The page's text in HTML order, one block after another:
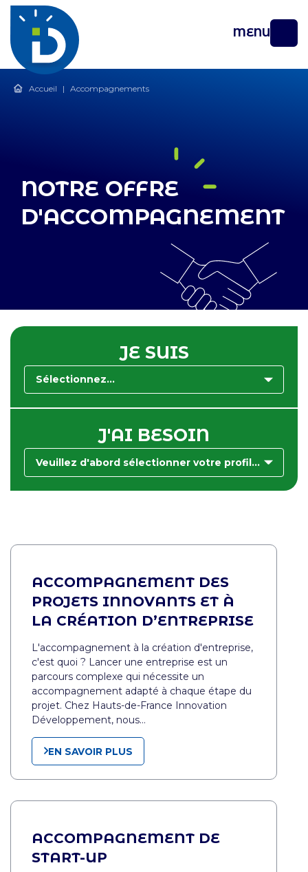
MENU
Accueil | Accompagnements
NOTRE OFFRE
D'ACCOMPAGNEMENT
JE SUIS
Sélectionnez...
J'AI BESOIN
Veuillez d'abord sélectionner votre profil...
ACCOMPAGNEMENT DES
PROJETS INNOVANTS ET À
LA CRÉATION D’ENTREPRISE
L'accompagnement à la création d'entreprise,
c'est quoi ? Lancer une entreprise est un
parcours complexe qui nécessite un
accompagnement adapté à chaque étape du
projet. Chez Hauts-de-France Innovation
Développement, nous…
EN SAVOIR PLUS
ACCOMPAGNEMENT DE
START-UP